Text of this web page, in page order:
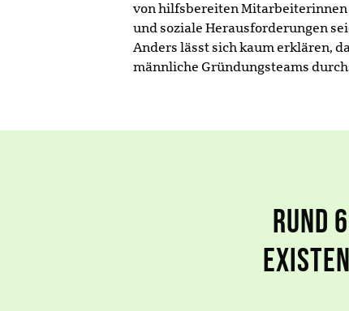
von hilfsbereiten Mitarbeiterinnen
und soziale Herausforderungen
Anders lässt sich kaum erklären,
männliche Gründungsteams
RUND